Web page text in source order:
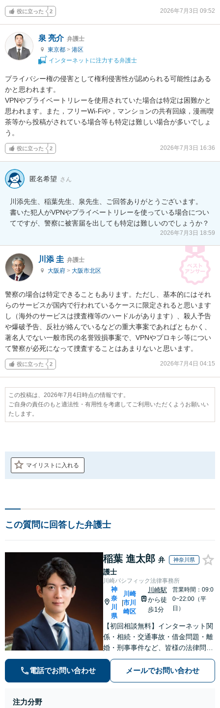
役に立った 2 2026年7月3日 09:52
泉 亮介 弁護士
東京都 > 港区
インターネットに注力する弁護士
プライバシー権の侵害として権利侵害性が認められる可能性はある
かと思われます。
VPNやプライベートリレーを使用されていた場合は特定は困難かと
思われます。また，フリーWi-Fiや，マンションの共有回線，漫画喫
茶等から投稿がされている場合等も特定は難しい場合が多いでしょ
う。
役に立った 2 2026年7月3日 16:36
匿名希望 さん
川添先生、稲葉先生、泉先生、ご回答ありがとうございます。
書いた犯人がVPNやプライベートリレーを使っている場合につい
てですが、警察に被害届を出しても特定は難しいのでしょうか？
2026年7月3日 18:59
川添 圭 弁護士
大阪府 > 大阪市北区
警察の場合は特定できることもあります。ただし、基本的にはそれ
らのサービスが国内で行われているケースに限定されると思います
し（海外のサービスは捜査権等のハードルがあります）、殺人予告
や爆破予告、反社が絡んでいるなどの重大事案であればともかく、
著名人でない一般市民の名誉毀損事案で、VPNやプロキシ等につい
て警察が必死になって捜査することはあまりないと思います。
役に立った 2 2026年7月4日 04:15
この投稿は、2026年7月4日時点の情報です。
ご自身の責任のもと適法性・有用性を考慮してご利用いただくようお願いい
たします。
マイリストに入れる
この質問に回答した弁護士
稲葉 進太郎 弁
護士
神奈川県
川崎パシフィック法律事務所
神
奈
川
県
|
川崎
市川
崎区
川崎駅
から徒
歩1分
営業時間：09:0
0~22:00（平
日）
【初回相談無料】インターネット関
係・相続・交通事故・借金問題・離
婚・刑事事件など、皆様の法律問題
を解決すべく、親身になって取り組
みます。クチコミ・リピーターの方
も多数。お気軽にお問い合わせ下さ
電話でお問い合わせ メールでお問い合わせ
注力分野